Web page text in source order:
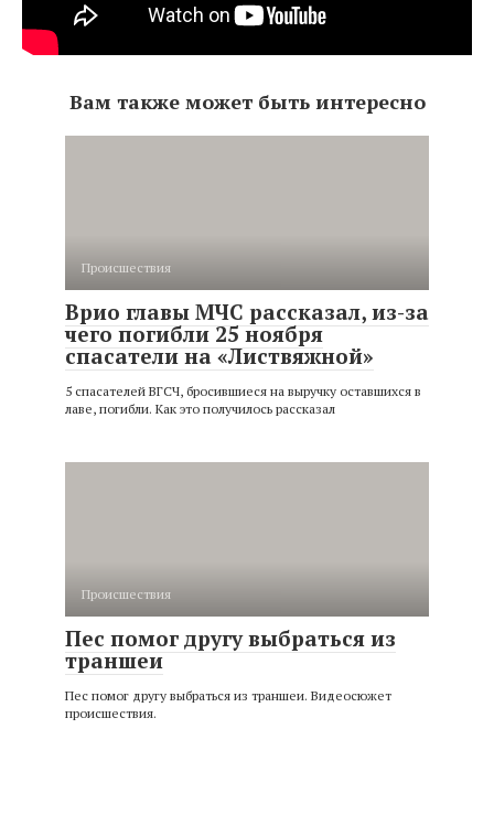
Вам также может быть интересно
Происшествия
Врио главы МЧС рассказал, из-за
чего погибли 25 ноября
спасатели на «Листвяжной»
5 спасателей ВГСЧ, бросившиеся на выручку оставшихся в
лаве, погибли. Как это получилось рассказал
Происшествия
Пес помог другу выбраться из
траншеи
Пес помог другу выбраться из траншеи. Видеосюжет
происшествия.